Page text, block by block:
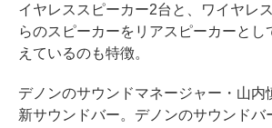
イヤレススピーカー2台と、ワイヤレ
らのスピーカーをリアスピーカーとし
えているのも特徴。
デノンのサウンドマネージャー・山内
新サウンドバー。デノンのサウンドバ